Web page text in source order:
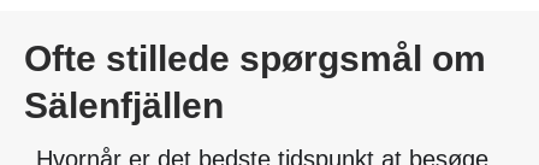
Ofte stillede spørgsmål om
Sälenfjällen
Hvornår er det bedste tidspunkt at besøge